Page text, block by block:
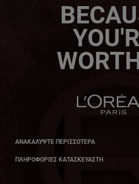
ΑΝΑΚΑΛΎΨΤΕ ΠΕΡΙΣΣΌΤΕΡΑ
ΠΛΗΡΟΦΟΡΙΕΣ ΚΑΤΑΣΚΕΥΑΣΤΗ